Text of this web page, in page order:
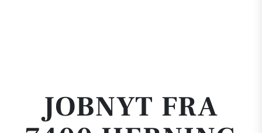
JOBNYT FRA